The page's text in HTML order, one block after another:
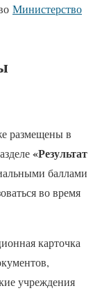
Министерство
размещены в
«Результат
баллами
во время
карточка
учреждения